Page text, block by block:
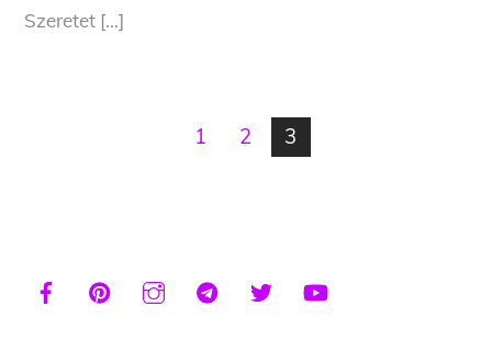
Szeretet […]
1 2 3